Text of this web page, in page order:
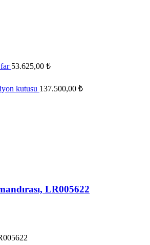
53.625,00 ₺
kutusu 137.500,00 ₺
LR005622